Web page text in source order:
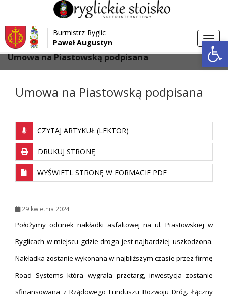
Przejdź do menu
Przejdź do głównej treści strony
Przejdź do stopki strony
Burmistrz Ryglic
Paweł Augustyn
Strona główna > Aktualności
Umowa na Piastowską podpisana
Umowa na Piastowską podpisana
CZYTAJ ARTYKUŁ (LEKTOR)
DRUKUJ STRONĘ
WYŚWIETL STRONĘ W FORMACIE PDF
29 kwietnia 2024
Położymy odcinek nakładki asfaltowej na ul. Piastowskiej w
Ryglicach w miejscu gdzie droga jest najbardziej uszkodzona.
Nakładka zostanie wykonana w najbliższym czasie przez firmę
Road Systems która wygrała przetarg, inwestycja zostanie
sfinansowana z Rządowego Funduszu Rozwoju Dróg. Łączny